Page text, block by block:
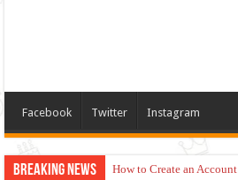
Facebook Twitter Instagram
Breaking News How to Create an Account